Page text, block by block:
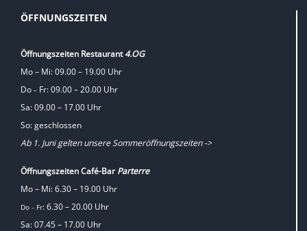
ÖFFNUNGSZEITEN
Öffnungszeiten Restaurant4.OG
Mo – Mi: 09.00 – 19.00 Uhr
Do – Fr: 09.00 – 20.00 Uhr
Sa: 09.00 – 17.00 Uhr
So: geschlossen
Ab 1. Juni gelten unsere Sommeröffnungszeiten ->
Öffnungszeiten Café-BarParterre
Mo – Mi: 6.30 – 19.00 Uhr
Do – Fr: 6.30 – 20.00 Uhr
Sa: 07.45 – 17.00 Uhr